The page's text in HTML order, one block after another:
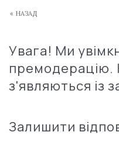
« НАЗАД
Увага! Ми
премодерацію.
з'являються із
Залишити